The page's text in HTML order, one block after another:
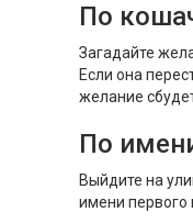
По
Загадайте
Если она
желание
По
Выйдите на
имени первого